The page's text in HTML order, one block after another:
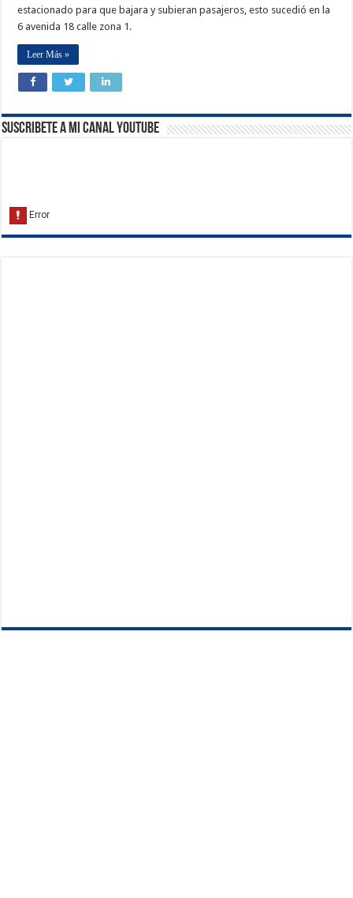
estacionado para que bajara y subieran pasajeros, esto sucedió en la
6 avenida 18 calle zona 1.
Leer Más »
Suscribete a Mi Canal Youtube